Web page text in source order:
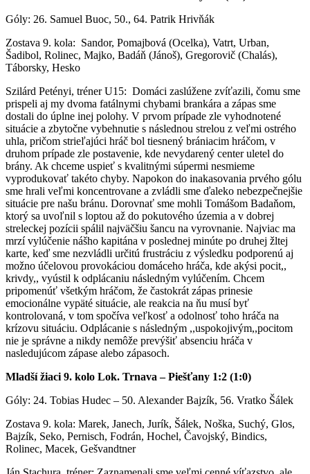
Góly: 26. Samuel Buoc, 50., 64. Patrik Hrivňák
Zostava 9. kola: Sandor, Pomajbová (Ocelka), Vatrt, Urban,
Šadibol, Rolinec, Majko, Badáň (Jánoš), Gregorovič (Chalás),
Táborsky, Hesko
Szilárd Petényi, tréner U15: Domáci zaslúžene zvíťazili, čomu sme
prispeli aj my dvoma fatálnymi chybami brankára a zápas sme
dostali do úplne inej polohy. V prvom prípade zle vyhodnotené
situácie a zbytočne vybehnutie s následnou strelou z veľmi ostrého
uhla, pričom strieľajúci hráč bol tiesnený brániacim hráčom, v
druhom prípade zle postavenie, kde nevydarený center uletel do
brány. Ak chceme uspieť s kvalitnými súpermi nesmieme
vyprodukovať takéto chyby. Napokon do inakasovania prvého gólu
sme hrali veľmi koncentrovane a zvládli sme ďaleko nebezpečnejšie
situácie pre našu bránu. Dorovnať sme mohli Tomášom Badaňom,
ktorý sa uvoľnil s loptou až do pokutového územia a v dobrej
streleckej pozícii spálil najväčšiu šancu na vyrovnanie. Najviac ma
mrzí vylúčenie nášho kapitána v poslednej minúte po druhej žltej
karte, keď sme nezvládli určitú frustráciu z výsledku podporenú aj
možno účelovou provokáciou domáceho hráča, kde akýsi pocit,,
krivdy,, vyústil k odplácaniu následným vylúčením. Chcem
pripomenúť všetkým hráčom, že častokrát zápas prinesie
emocionálne vypäté situácie, ale reakcia na ňu musí byť
kontrolovaná, v tom spočíva veľkosť a odolnosť toho hráča na
krízovu situáciu. Odplácanie s následným ,,uspokojivým,,pocitom
nie je správne a nikdy nemôže prevýšiť absenciu hráča v
nasledujúcom zápase alebo zápasoch.
Mladší žiaci 9. kolo Lok. Trnava – Piešťany 1:2 (1:0)
Góly: 24. Tobias Hudec – 50. Alexander Bajzík, 56. Vratko Šálek
Zostava 9. kola: Marek, Janech, Jurík, Šálek, Noška, Suchý, Glos,
Bajzík, Seko, Pernisch, Fodrán, Hochel, Čavojský, Bindics,
Rolinec, Macek, Gešvandtner